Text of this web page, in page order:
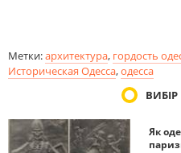
Метки:архитектура, гордость
Историческая Одесса,одесса
ВИБІР
Як